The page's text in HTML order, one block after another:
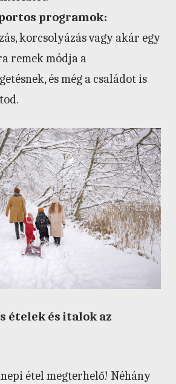
programok:
korcsolyázás vagy akár egy
remek módja a
és még a családot is
ételek és italok az
étel megterhelő! Néhány